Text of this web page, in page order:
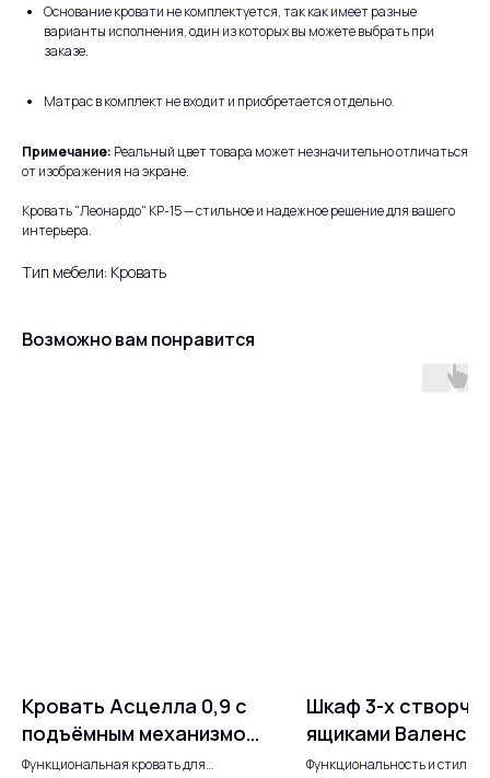
Основание кровати не комплектуется, так как имеет разные
варианты исполнения, один из которых вы можете выбрать при
заказе.
Матрас в комплект не входит и приобретается отдельно.
Примечание: Реальный цвет товара может незначительно отличаться
от изображения на экране.
Кровать "Леонардо" КР-15 — стильное и надежное решение для вашего
интерьера.
Тип мебели: Кровать
Возможно вам понравится
Кровать Асцелла 0,9 с
подъёмным механизмом
— практичность и стиль
Функциональная кровать для
Шкаф 3-х
ящиками
013: Простор и
Функциональность и стиль в